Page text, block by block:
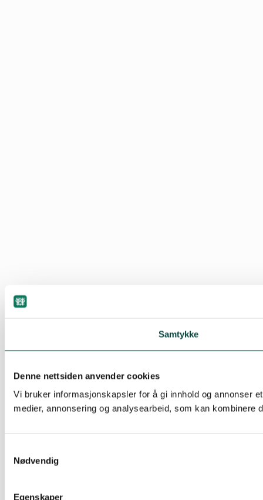
Samtykke
Denne nettsiden anvender cookies
Vi bruker informasjonskapsler for å gi innhold og annonser
medier, annonsering og analysearbeid, som kan
Nødvendig
Egenskaper